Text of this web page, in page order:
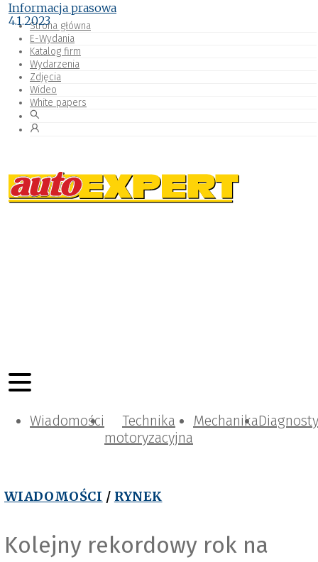
Strona główna
E-Wydania
Katalog firm
Wydarzenia
Zdjęcia
Wideo
White papers
Wiadomości
Technika
motoryzacyjna
Mechanika
WIADOMOŚCI / RYNEK
Kolejny rekordowy rok na
Informacja prasowa
4.1.2023